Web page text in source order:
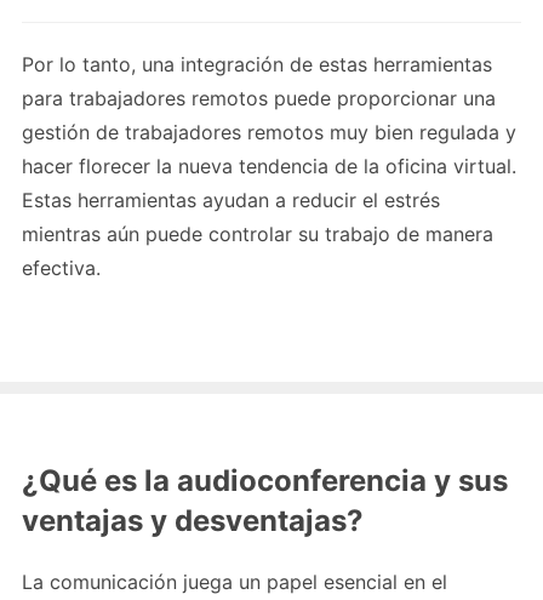
Por lo tanto, una integración de estas herramientas
para trabajadores remotos puede proporcionar una
gestión de trabajadores remotos muy bien regulada y
hacer florecer la nueva tendencia de la oficina virtual.
Estas herramientas ayudan a reducir el estrés
mientras aún puede controlar su trabajo de manera
efectiva.
¿Qué es la audioconferencia y sus
ventajas y desventajas?
La comunicación juega un papel esencial en el